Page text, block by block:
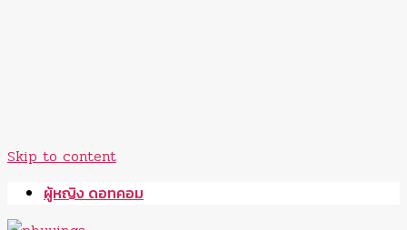
Skip to content
ผู้หญิง ดอทคอม